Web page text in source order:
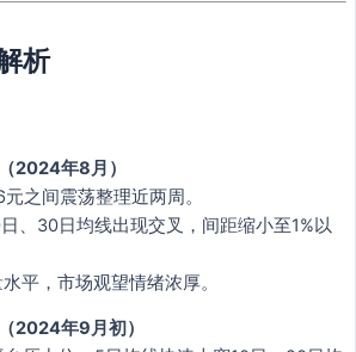
析
2024年8月）
之间震荡整理近两周。
、30日均线出现交叉，间距缩小至1%以
平，市场观望情绪浓厚。
2024年9月初）